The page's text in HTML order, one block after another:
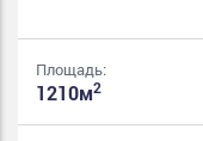
Площадь:
1210м2